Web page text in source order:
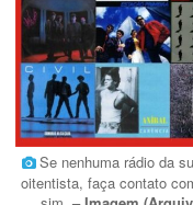
Se nenhuma rádio da
oitentista, faça contato